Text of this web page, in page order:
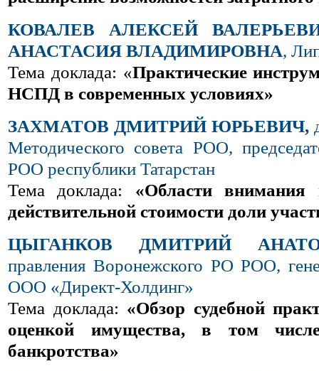
КОВАЛЕВ АЛЕКСЕЙ
АНАСТАСИЯ ВЛАДИМИРОВНА,
Тема доклада: «Практические
НСПД в современных условиях»
ЗАХМАТОВ ДМИТРИЙ ЮРЬЕВИЧ,
Методического совета РОО,
РОО республики Татарстан
Тема доклада: «Области внимания
действительной стоимости доли
ЦЫГАНКОВ ДМИТРИЙ
правления Воронежского РО РОО,
ООО «Директ-Холдинг»
Тема доклада: «Обзор судебной
оценкой имущества, в том
банкротства»